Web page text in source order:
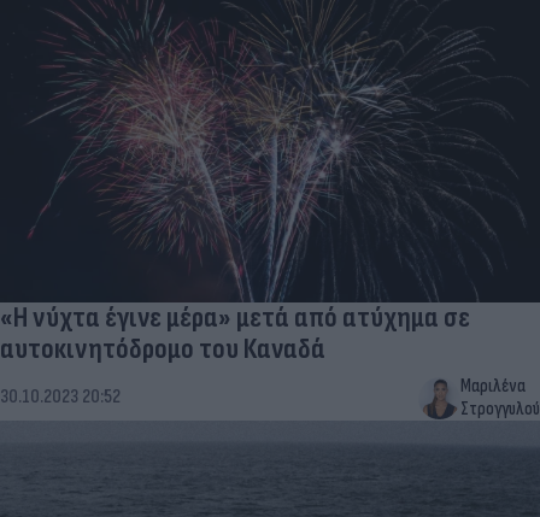
«Η νύχτα έγινε μέρα» μετά από ατύχημα σε
αυτοκινητόδρομο του Καναδά
30.10.2023 20:52
Μαριλένα
Στρογγυλού